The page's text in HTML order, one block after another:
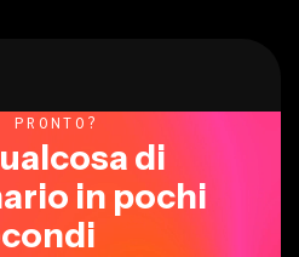
di
in pochi